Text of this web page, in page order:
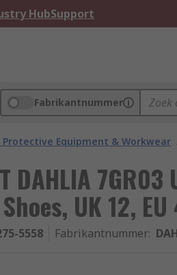
HubSupport
Fabrikantnummer
Protective Equipment & Workwear
DAHLIA
UK 12, EU
5558 Fabrikantnummer: